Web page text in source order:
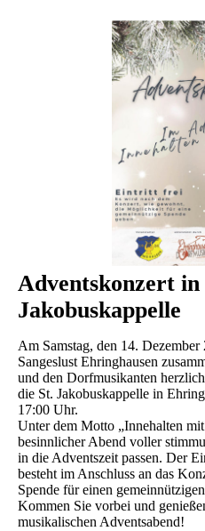
Adventskonzert in
Jakobuskappelle
Am Samstag, den 14.
Sangeslust Ehringhausen
und den Dorfmusikanten
die St. Jakobuskappelle in
17:00 Uhr.
Unter dem Motto „Innehalten
besinnlicher Abend voller
in die Adventszeit passen. Der
besteht im Anschluss an das
Spende für einen
Kommen Sie vorbei und
musikalischen Adventsabend!